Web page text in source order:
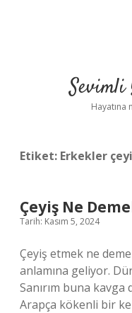
Sevimli
Hayatına
Etiket: Erkekler
Çeyiş Ne
Tarih: Kasım 5, 2024
Çeyiş etmek ne
anlamına geliyor.
Sanırım buna kavga
Arapça kökenli bir